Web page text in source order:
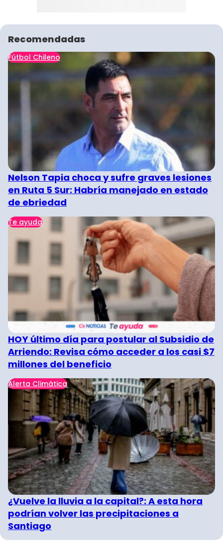
Recomendadas
Fútbol Chileno
Nelson Tapia choca y sufre graves lesiones
en Ruta 5 Sur: Habría manejado en estado
de ebriedad
Te ayuda
HOY último día para postular al Subsidio de
Arriendo: Revisa cómo acceder a los casi $7
millones del beneficio
Alerta Climática
¿Vuelve la lluvia a la capital?: A esta hora
podrían volver las precipitaciones a
Santiago